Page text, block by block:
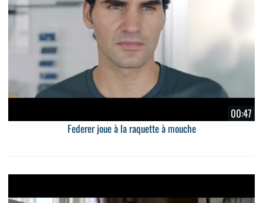
00:47
Federer joue à la raquette à mouche